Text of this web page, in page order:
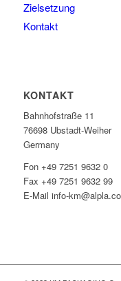
Zielsetzung
Kontakt
KONTAKT
Bahnhofstraße 11
76698 Ubstadt-Weiher
Germany
Fon +49 7251 9632 0
Fax +49 7251 9632 99
E-Mail info-